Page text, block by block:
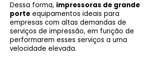
Dessa forma, impressoras de grande
porte equipamentos ideais para
empresas com altas demandas de
serviços de impressão, em função de
performarem esses serviços a uma
velocidade elevada.